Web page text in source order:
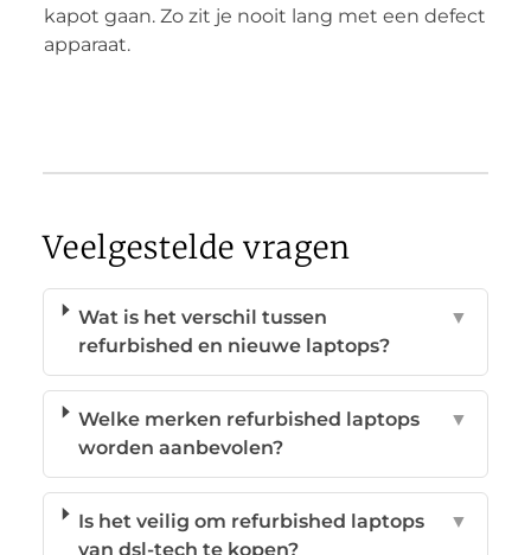
kapot gaan. Zo zit je nooit lang met een defect
apparaat.
Veelgestelde vragen
Wat is het verschil tussen
refurbished en nieuwe laptops?
▼
Welke merken refurbished laptops
worden aanbevolen?
▼
Is het veilig om refurbished laptops
van dsl-tech te kopen?
▼